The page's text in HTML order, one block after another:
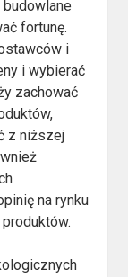
fortunę.
i
i wybierać
zachować
z niższej
na rynku